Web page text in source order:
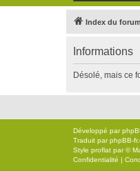
Index du forum
Informations
Désolé, mais ce
Développé par
Traduit parphpBB-
Style proflat par ©
Confidentialité |